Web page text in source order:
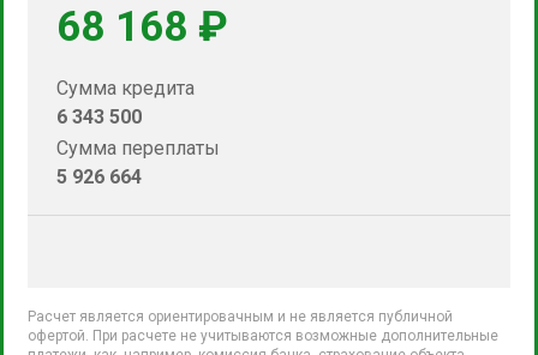
68 168 ₽
Сумма кредита
6 343 500
Сумма переплаты
5 926 664
Расчет является ориентировачным и не является публичной
офертой. При расчете не учитываются возможные дополнительные